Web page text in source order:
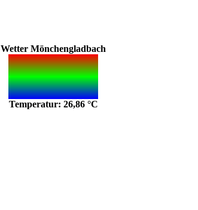
Wetter Mönchengladbach
Temperatur: 26,86 °C